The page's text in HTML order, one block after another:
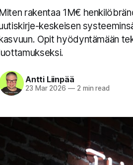
Miten rakentaa 1M€
keskeisen
Opit hyödyntämään
Antti Liinpää
23 Mar 2026 —2 min read